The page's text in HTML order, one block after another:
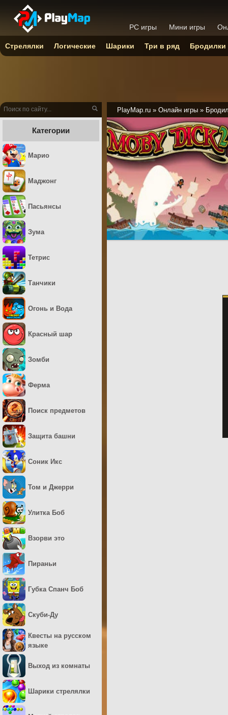
PlayMap.ru » Онлайн игры »
Категории
Марио
Маджонг
Пасьянсы
Зума
Тетрис
Танчики
Огонь и Вода
Красный шар
Зомби
Ферма
Поиск предметов
Защита башни
Соник Икс
Том и Джерри
Улитка Боб
Взорви это
Пираньи
Губка Спанч Боб
Скуби-Ду
Квесты на русском
языке
Выход из комнаты
Шарики стрелялки
PC игры Мини игры
Стрелялки Логические Шарики Три в ряд Бродилки